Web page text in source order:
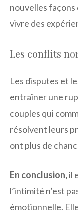
nouvelles
vivre des
Les conflits
Les disputes et
entraîner une
couples qui
résolvent leurs
ont plus de
En conclusion,il
l’intimité n’est
émotionnelle.